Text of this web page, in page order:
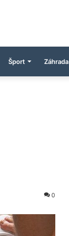
Šport Záhrada
0